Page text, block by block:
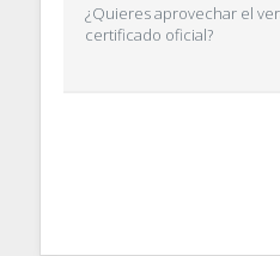
¿Quieres aprovechar el
certificado oficial?